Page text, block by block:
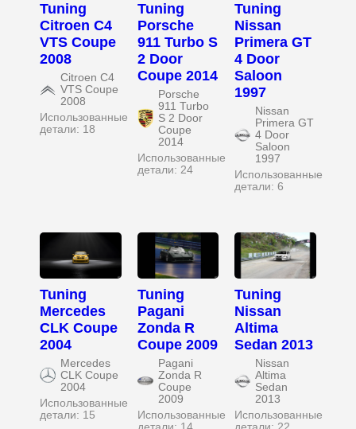
Tuning
Citroen C4
VTS Coupe
2008
Citroen C4
VTS Coupe
2008
Использованные
детали: 18
Tuning
Porsche
911 Turbo S
2 Door
Coupe 2014
Porsche
911 Turbo
S 2 Door
Coupe
2014
Использованные
детали: 24
Tuning
Nissan
Primera GT
4 Door
Saloon
1997
Nissan
Primera GT
4 Door
Saloon
1997
Использованные
детали: 6
Tuning
Mercedes
CLK Coupe
2004
Mercedes
CLK Coupe
2004
Использованные
детали: 15
Tuning
Pagani
Zonda R
Coupe 2009
Pagani
Zonda R
Coupe
2009
Использованные
Tuning
Nissan
Altima
Sedan 2013
Nissan
Altima
Sedan
2013
Использованные